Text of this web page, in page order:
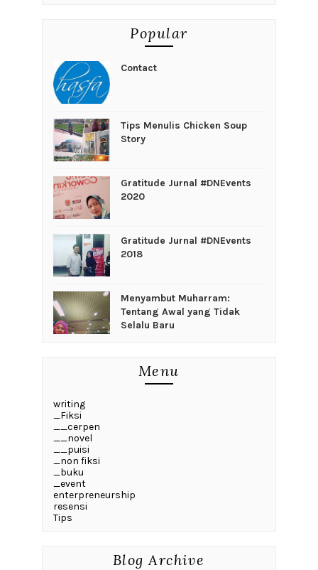
Popular
Contact
Tips Menulis Chicken Soup
Story
Gratitude Jurnal #DNEvents
2020
Gratitude Jurnal #DNEvents
2018
Menyambut Muharram:
Tentang Awal yang Tidak
Selalu Baru
Menu
writing
_Fiksi
__cerpen
__novel
__puisi
_non fiksi
_buku
_event
enterpreneurship
resensi
Tips
Blog Archive